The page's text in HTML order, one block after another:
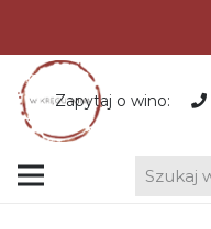
Zapytaj o wino: